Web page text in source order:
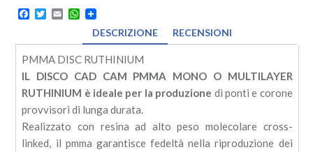
MONO
O
MULTILAYER
RUTHINIUM
quantità
Facebook
TwitterEmailWhatsApp
DESCRIZIONE
RECENSIONI
PMMA DISC RUTHINIUM
IL DISCO CAD CAM PMMA MONO O MULTILAYER
RUTHINIUM è ideale per la produzione di ponti e corone
provvisori di lunga durata.
Realizzato con resina ad alto peso molecolare cross-
linked, il pmma garantisce fedeltà nella riproduzione dei